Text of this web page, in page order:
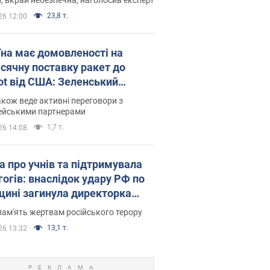
12:00 23,8 т.
має домовленості на
поставку ракет до
від США: Зеленський
подробиці
веде активні переговори з
партнерами
14:08 1,7 т.
про учнів та підтримувала
внаслідок удару РФ по
загинула директорка
ліцею, її чоловік та онук
жертвам російського терору
13:32 13,1 т.